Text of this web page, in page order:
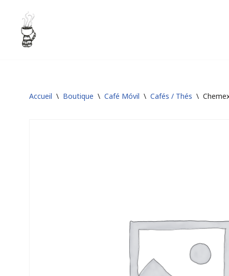
Aller
Accueil \ Boutique \ Café Móvil \ Cafés / Thés \